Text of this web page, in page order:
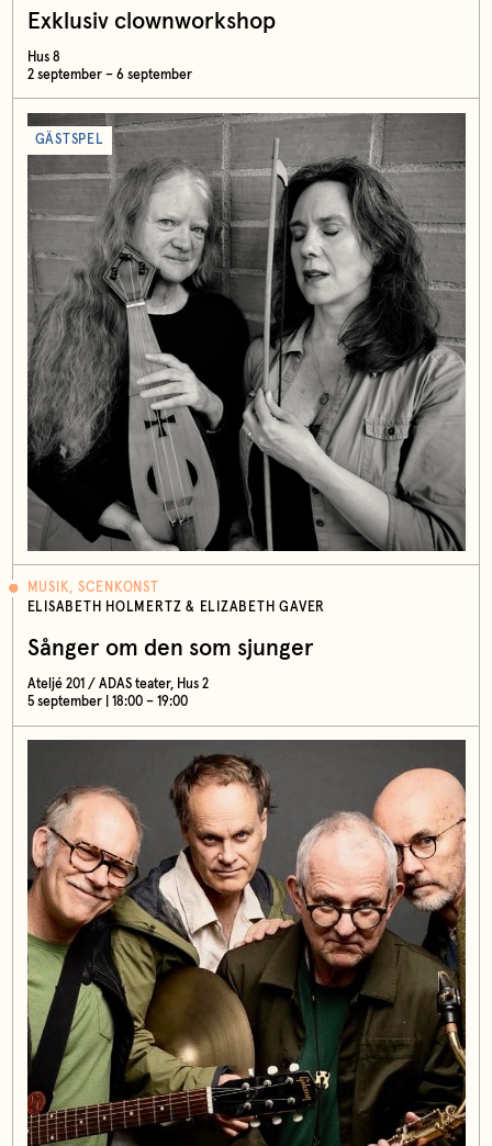
Exklusiv clownworkshop
Hus 8
2 september – 6 september
GÄSTSPEL
MUSIK, SCENKONST
ELISABETH HOLMERTZ & ELIZABETH GAVER
Sånger om den som sjunger
Ateljé 201 / ADAS teater, Hus 2
5 september | 18:00 – 19:00